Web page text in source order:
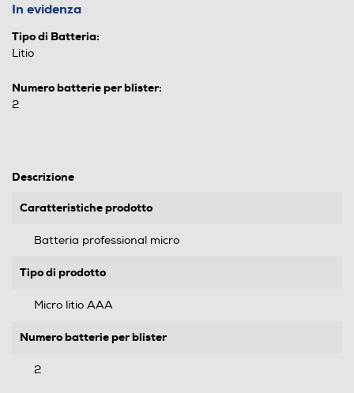
In evidenza
Tipo di Batteria:
Litio
Numero batterie per blister:
2
Descrizione
Caratteristiche prodotto
Batteria professional micro
Tipo di prodotto
Micro litio AAA
Numero batterie per blister
2